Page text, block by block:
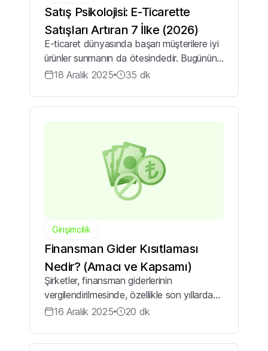
Satış Psikolojisi: E-Ticarette
Satışları Artıran 7 İlke (2026)
E-ticaret dünyasında başarı müşterilere iyi
ürünler sunmanın da ötesindedir. Bugünün
tüketicisi, bilinçli, hızlı karar verir ve
18 Aralık 2025 35 dk
Girişimcilik
Finansman Gider Kısıtlaması
Nedir? (Amacı ve Kapsamı)
Şirketler, finansman giderlerinin
vergilendirilmesinde, özellikle son yıllarda
artan düzenlemeler ve karmaşık
16 Aralık 2025 20 dk